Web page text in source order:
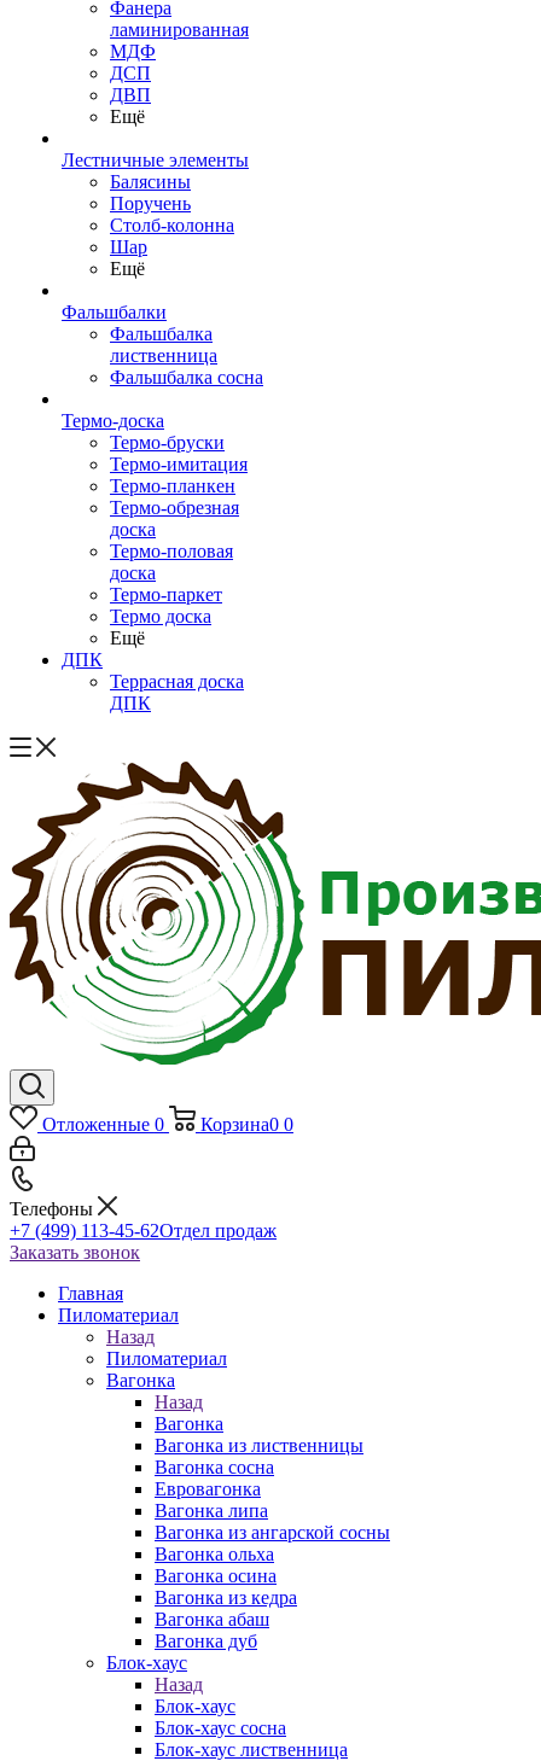
Фанера
ламинированная
МДФ
ДСП
ДВП
Ещё
Лестничные элементы
Балясины
Поручень
Столб-колонна
Шар
Ещё
Фальшбалки
Фальшбалка
лиственница
Фальшбалка сосна
Термо-доска
Термо-бруски
Термо-имитация
Термо-планкен
Термо-обрезная
доска
Термо-половая
доска
Термо-паркет
Термо доска
Ещё
ДПК
Террасная доска
ДПК
Отложенные 0 Корзина0 0
Телефоны
+7 (499) 113-45-62Отдел продаж
Заказать звонок
Главная
Пиломатериал
Назад
Пиломатериал
Вагонка
Назад
Вагонка
Вагонка из лиственницы
Вагонка сосна
Евровагонка
Вагонка липа
Вагонка из ангарской сосны
Вагонка ольха
Вагонка осина
Вагонка из кедра
Вагонка абаш
Вагонка дуб
Блок-хаус
Назад
Блок-хаус
Блок-хаус сосна
Блок-хаус лиственница